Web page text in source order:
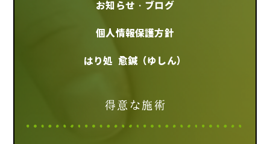
お知らせ・ブログ
個人情報保護方針
はり処 愈鍼（ゆしん）
得意な施術